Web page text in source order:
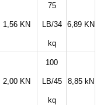
1,56 KN
75
LB/34
kq
6,89 KN
2,00 KN
100
LB/45
kq
8,85 kN